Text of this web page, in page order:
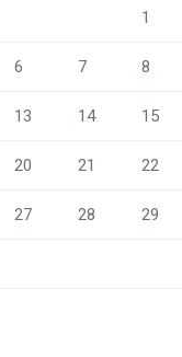
1
6 7 8
13 14 15
20 21 22
27 28 29